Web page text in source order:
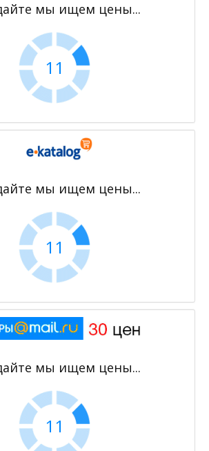
мы ищем цены...
11
мы ищем цены...
11
мы ищем цены...
11